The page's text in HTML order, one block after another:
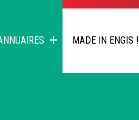
MADE IN ENGIS !